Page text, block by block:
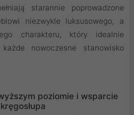
starannie poprowadzone
niezwykle luksusowego, a
charakteru, który idealnie
nowoczesne stanowisko
poziomie i wsparcie
kręgosłupa